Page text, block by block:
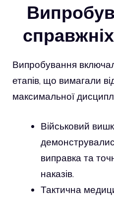
Випробування
етапів, що вимагали
максимальної
Військовий
виправка та
наказів.
Тактична